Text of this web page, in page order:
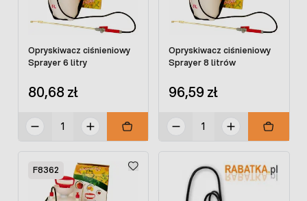
Opryskiwacz ciśnieniowy
Sprayer 6 litry
80,68 zł
Opryskiwacz ciśnieniowy
Sprayer 8 litrów
96,59 zł
F8362